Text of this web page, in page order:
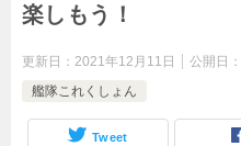
楽しもう！
更新日： 2021年12月11日 公開日：
艦隊これくしょん
Tweet